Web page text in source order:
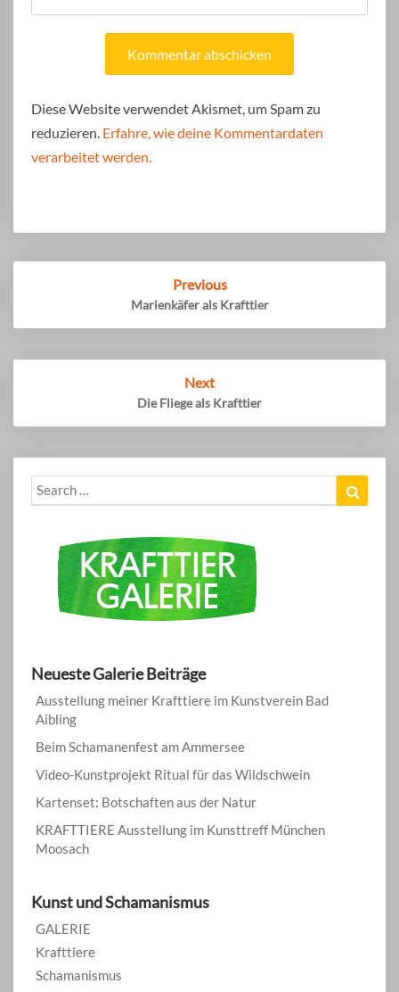
Diese Website verwendet Akismet, um Spam zu
reduzieren. Erfahre, wie deine Kommentardaten
verarbeitet werden.
Post
Previous
Marienkäfer als Krafttier
Next
Die Fliege als Krafttier
Search
for:
Neueste Galerie Beiträge
Ausstellung meiner Krafttiere im Kunstverein Bad
Aibling
Beim Schamanenfest am Ammersee
Video-Kunstprojekt Ritual für das Wildschwein
Kartenset: Botschaften aus der Natur
KRAFTTIERE Ausstellung im Kunsttreff München
Moosach
Kunst und Schamanismus
GALERIE
Krafttiere
Schamanismus